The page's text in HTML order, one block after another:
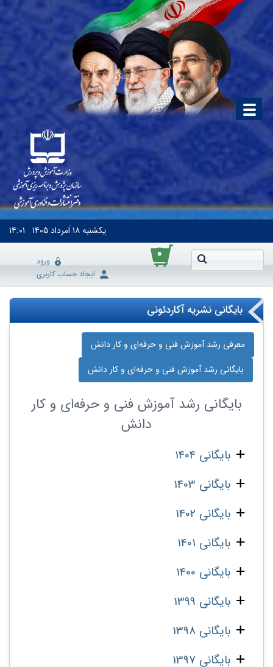
یکشنبه۱۸ اَمرداد ۱۴۰۵ ۱۴:۰۱
۰
ورود
ایجاد حساب کاربری
بایگانی نشریه آکاردئونی
معرفی رشد آموزش فنی و حرفه‌ای و کار دانش
بایگانی رشد آموزش فنی و حرفه‌ای و کار دانش
بایگانی رشد آموزش فنی و حرفه‌ای و کار
دانش
بایگانی 1404
بایگانی 1403
بایگانی 1402
بایگانی 1401
بایگانی 1400
بایگانی 1399
بایگانی 1398
بایگانی 1397